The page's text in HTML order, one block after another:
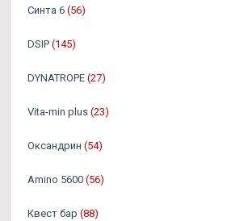
Синта 6 (56)
DSIP (145)
DYNATROPE (27)
Vita-min plus (23)
Оксандрин (54)
Amino 5600 (56)
Квест бар (88)